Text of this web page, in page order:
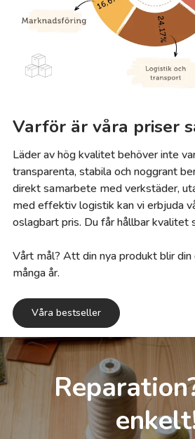
Varför är våra priser
Läder av hög kvalitet behöver inte
transparenta, stabila och noggrant
direkt samarbete med verkstäder,
med effektiv logistik kan vi erbjuda
oslagbart pris. Du får hållbar kvalitet
Vårt mål? Att din nya produkt blir
många år.
Våra bestseller